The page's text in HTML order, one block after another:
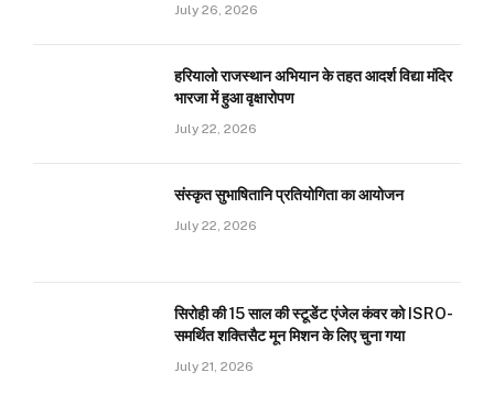
July 26, 2026
हरियालो राजस्थान अभियान के तहत आदर्श विद्या मंदिर
भारजा में हुआ वृक्षारोपण
July 22, 2026
संस्कृत सुभाषितानि प्रतियोगिता का आयोजन
July 22, 2026
सिरोही की 15 साल की स्टूडेंट एंजेल कंवर को ISRO-
समर्थित शक्तिसैट मून मिशन के लिए चुना गया
July 21, 2026